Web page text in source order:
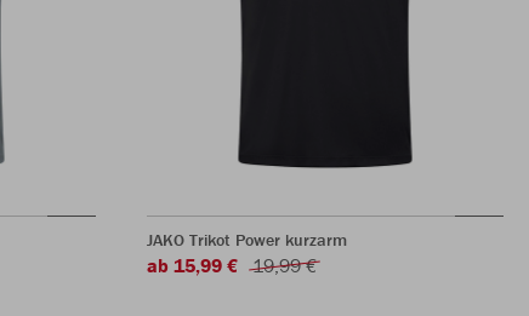
JAKO Trikot Power kurzarm
ab 15,99 € 19,99 €